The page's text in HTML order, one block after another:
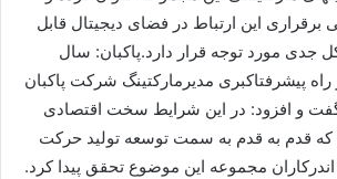
برقراری این ارتباط در فضای دیجیتال قابل
مورد توجه قرار دارد.پاکبان: سال
پیشرفتاکبری مدیرمارکتینگ شرکت پاکبان
و افزود: در این شرایط سخت اقتصادی
که قدم به قدم به سمت توسعه تولید حرکت
مجموعه این موضوع تحقق پیدا کرد.